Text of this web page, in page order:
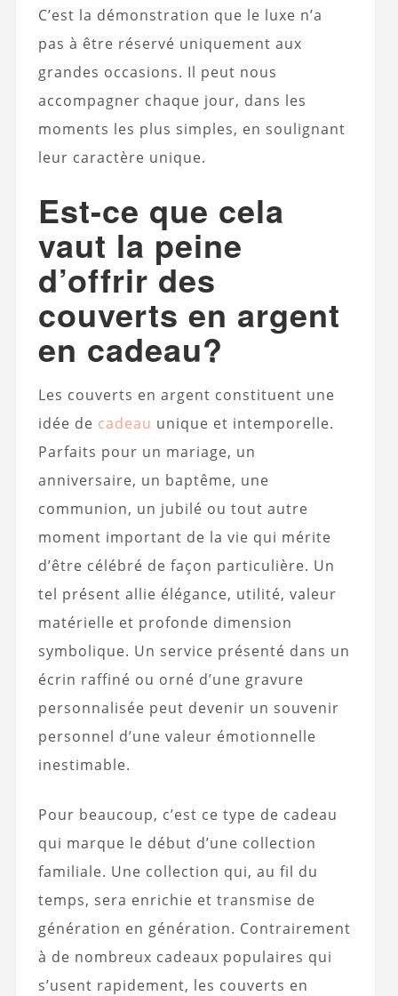
C’est la démonstration que le luxe n’a
pas à être réservé uniquement aux
grandes occasions. Il peut nous
accompagner chaque jour, dans les
moments les plus simples, en soulignant
leur caractère unique.
Est-ce que cela
vaut la peine
d’offrir des
couverts en argent
en cadeau?
Les couverts en argent constituent une
idée de cadeau unique et intemporelle.
Parfaits pour un mariage, un
anniversaire, un baptême, une
communion, un jubilé ou tout autre
moment important de la vie qui mérite
d’être célébré de façon particulière. Un
tel présent allie élégance, utilité, valeur
matérielle et profonde dimension
symbolique. Un service présenté dans un
écrin raffiné ou orné d’une gravure
personnalisée peut devenir un souvenir
personnel d’une valeur émotionnelle
inestimable.
Pour beaucoup, c’est ce type de cadeau
qui marque le début d’une collection
familiale. Une collection qui, au fil du
temps, sera enrichie et transmise de
génération en génération. Contrairement
à de nombreux cadeaux populaires qui
s’usent rapidement, les couverts en